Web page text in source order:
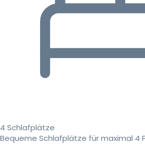
4 Schlafplätze
Bequeme Schlafplätze für maximal 4